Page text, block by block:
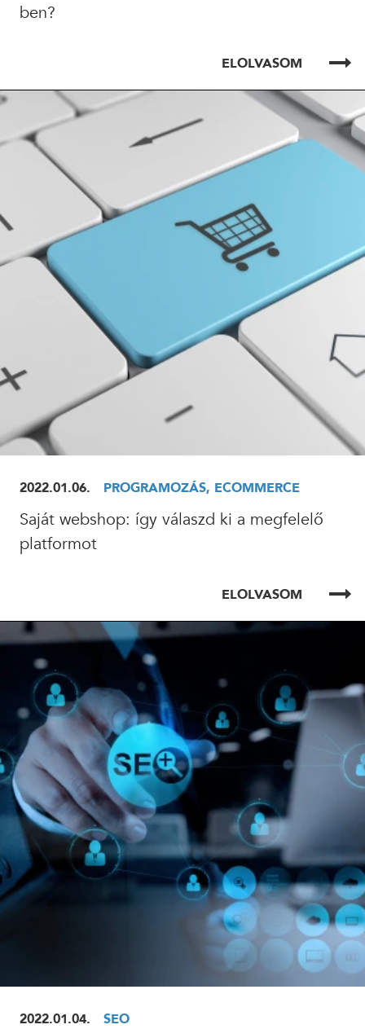
ben?
ELOLVASOM
2022.01.06. PROGRAMOZÁS, ECOMMERCE
Saját webshop: így válaszd ki a megfelelő
platformot
ELOLVASOM
ELOLVASOM
2022.01.04. SEO